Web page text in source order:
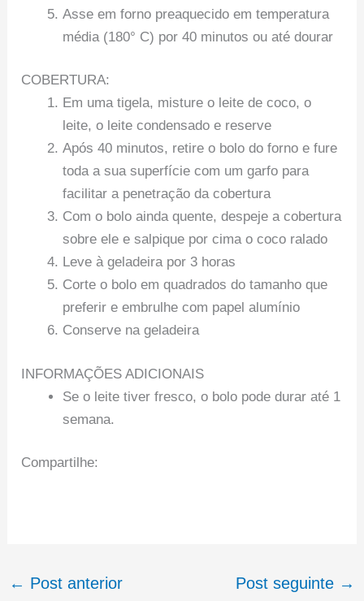
Asse em forno preaquecido em temperatura
média (180° C) por 40 minutos ou até dourar
COBERTURA:
Em uma tigela, misture o leite de coco, o
leite, o leite condensado e reserve
Após 40 minutos, retire o bolo do forno e fure
toda a sua superfície com um garfo para
facilitar a penetração da cobertura
Com o bolo ainda quente, despeje a cobertura
sobre ele e salpique por cima o coco ralado
Leve à geladeira por 3 horas
Corte o bolo em quadrados do tamanho que
preferir e embrulhe com papel alumínio
Conserve na geladeira
INFORMAÇÕES ADICIONAIS
Se o leite tiver fresco, o bolo pode durar até 1
semana.
Compartilhe:
← Post anterior Post seguinte →